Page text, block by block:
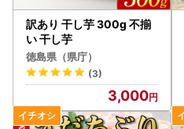
訳あり 干し芋 300g 不揃
い 干し芋
徳島県（県庁）
(3)
3,000